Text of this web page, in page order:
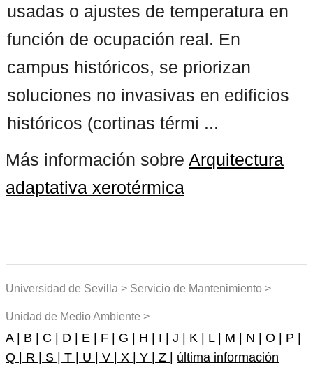
usadas o ajustes de temperatura en
función de ocupación real. En
campus históricos, se priorizan
soluciones no invasivas en edificios
históricos (cortinas térmi ...
Más información sobre Arquitectura
adaptativa xerotérmica
Universidad de Sevilla > Servicio de Mantenimiento >
Unidad de Medio Ambiente >
A | B | C | D | E | F | G | H | I | J | K | L | M | N | O | P |
Q | R | S | T | U | V | X | Y | Z | última información